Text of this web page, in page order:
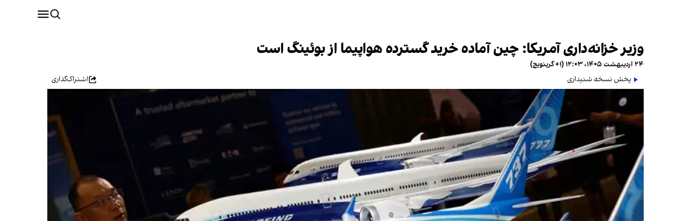
وزیر خزانه‌داری آمریکا: چین آماده خرید گسترده هواپیما از بوئینگ است
۲۴ اردیبهشت ۱۴۰۵، ۱۲:۰۳ (‎+۱ گرینویچ)
پخش نسخه شنیداری
اشتراک‌گذاری